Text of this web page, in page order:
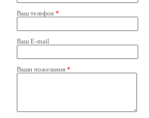
Ваш телефон *
Ваш E-mail
Ваши пожелания *